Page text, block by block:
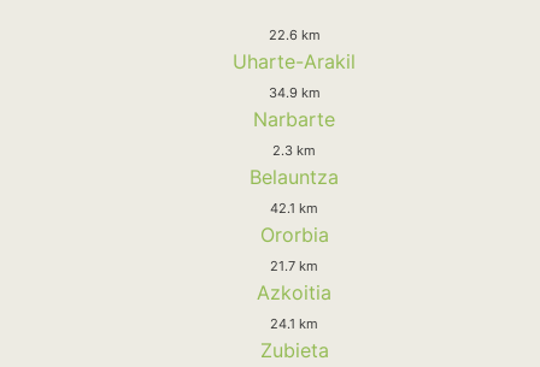
22.6 km
Uharte-Arakil
34.9 km
Narbarte
2.3 km
Belauntza
42.1 km
Ororbia
21.7 km
Azkoitia
24.1 km
Zubieta